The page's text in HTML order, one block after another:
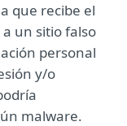
que recibe el
un sitio falso
personal
y/o
malware.